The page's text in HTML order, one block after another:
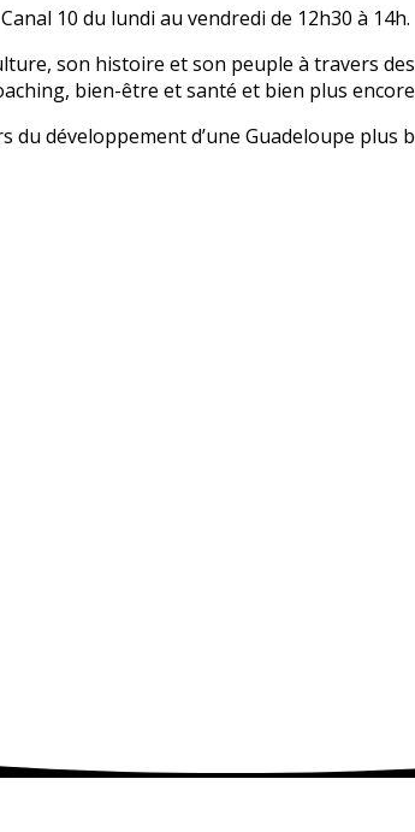
10 du lundi au vendredi de 12h30 à 14h.
son histoire et son peuple à travers
bien-être et santé et bien plus
du développement d’une Guadeloupe